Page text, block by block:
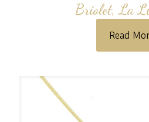
Briolet, La
Read